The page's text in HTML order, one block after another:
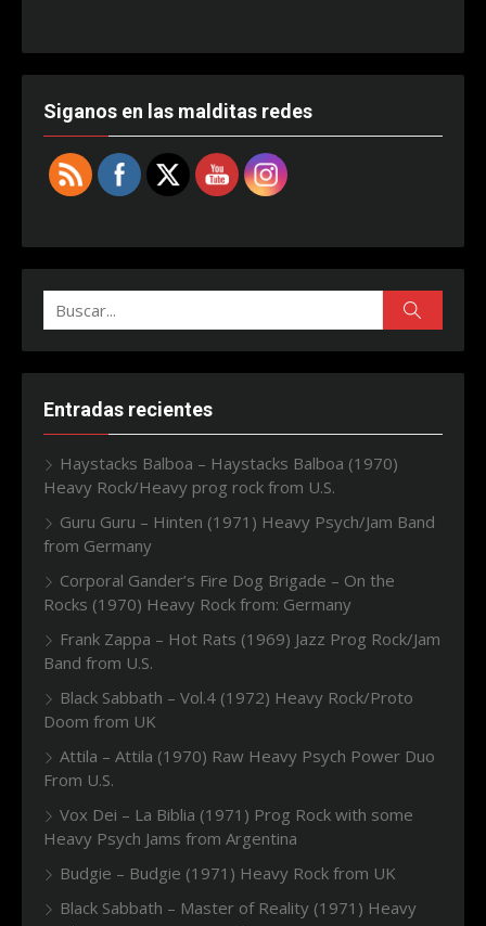
Siganos en las malditas redes
Buscar:
Entradas recientes
Haystacks Balboa – Haystacks Balboa (1970)
Heavy Rock/Heavy prog rock from U.S.
Guru Guru – Hinten (1971) Heavy Psych/Jam Band
from Germany
Corporal Gander’s Fire Dog Brigade – On the
Rocks (1970) Heavy Rock from: Germany
Frank Zappa – Hot Rats (1969) Jazz Prog Rock/Jam
Band from U.S.
Black Sabbath – Vol.4 (1972) Heavy Rock/Proto
Doom from UK
Attila – Attila (1970) Raw Heavy Psych Power Duo
From U.S.
Vox Dei – La Biblia (1971) Prog Rock with some
Heavy Psych Jams from Argentina
Budgie – Budgie (1971) Heavy Rock from UK
Black Sabbath – Master of Reality (1971) Heavy